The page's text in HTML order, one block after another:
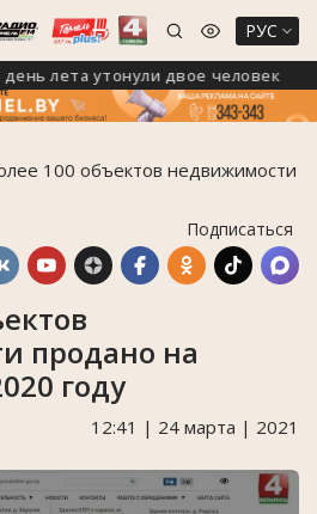
РУС
лета утонули двое человек
100 объектов недвижимости
Подписаться
продано на
году
12:41 | 24 марта | 2021